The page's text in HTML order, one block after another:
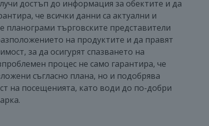
достъп до информация за обектите и да
че всички данни са актуални и
планограми търговските представители
на продуктите и да правят
за да осигурят спазването на
процес не само гарантира, че
съгласно плана, но и подобрява
на посещенията, като води до по-добри